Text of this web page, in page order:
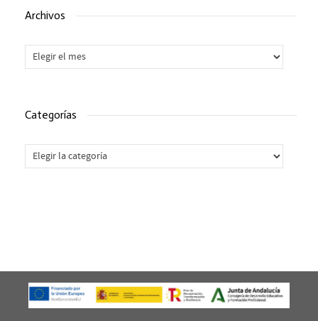
Archivos
Archivos
Categorías
Categorías